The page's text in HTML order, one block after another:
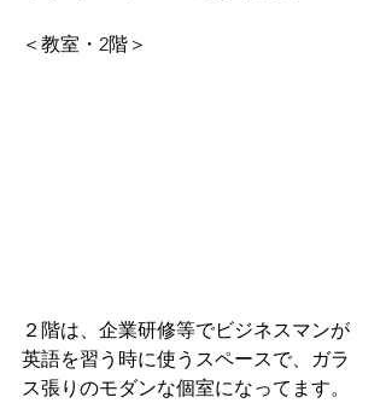
＜教室・2階＞
２階は、企業研修等でビジネスマンが
英語を習う時に使うスペースで、ガラ
ス張りのモダンな個室になってます。